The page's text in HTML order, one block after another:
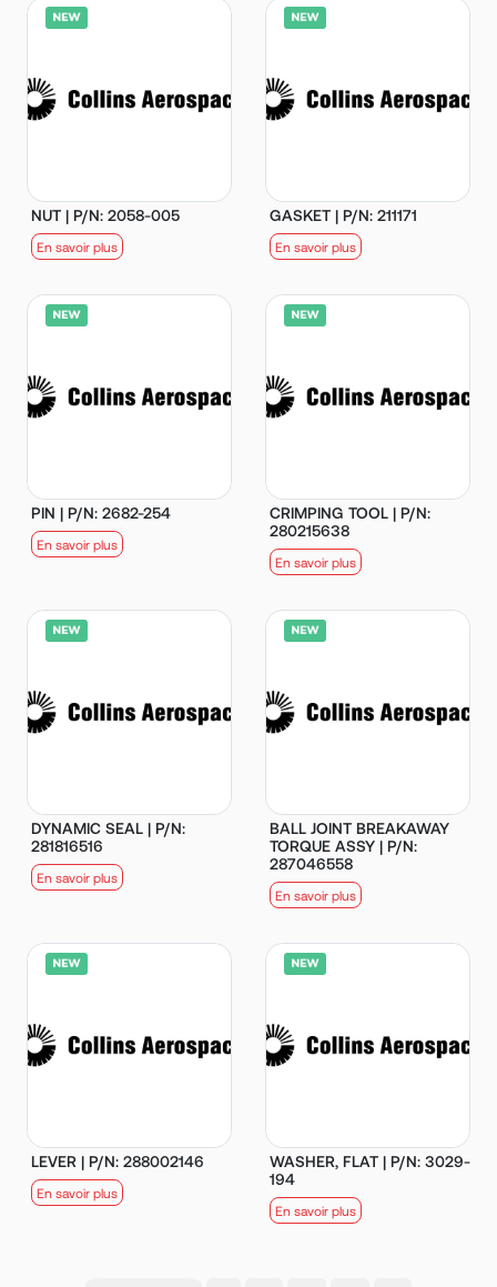
NUT | P/N: 2058-005
En savoir plus
GASKET | P/N: 211171
En savoir plus
PIN | P/N: 2682-254
En savoir plus
CRIMPING TOOL | P/N:
280215638
En savoir plus
DYNAMIC SEAL | P/N:
281816516
En savoir plus
BALL JOINT BREAKAWAY
TORQUE ASSY | P/N:
287046558
En savoir plus
LEVER | P/N: 288002146
En savoir plus
WASHER, FLAT | P/N: 3029-
194
En savoir plus